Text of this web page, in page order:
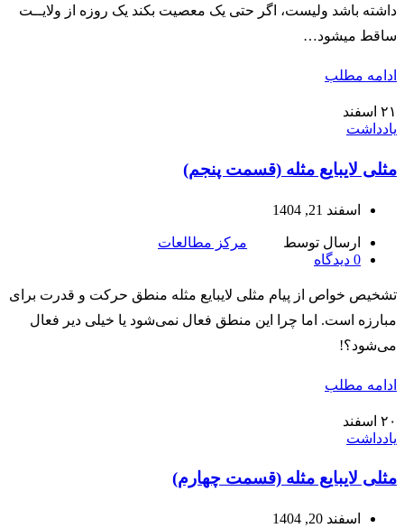
داشته باشد ولیست، اگر حتی یک معصیت بکند یک روزه از ولایــت
ساقط میشود…
ادامه مطلب
۲۱ اسفند
یادداشت
مثلی لایبایع مثله (قسمت پنجم)
اسفند 21, 1404
ارسال توسط
مرکز مطالعات
0 دیدگاه
تشخیص خواص از پیام مثلی لایبایع مثله منطق حرکت و قدرت برای
مبارزه است. اما چرا این منطق فعال نمی‌شود یا خیلی دیر فعال
می‌شود؟!
ادامه مطلب
۲۰ اسفند
یادداشت
مثلی لایبایع مثله (قسمت چهارم)
اسفند 20, 1404